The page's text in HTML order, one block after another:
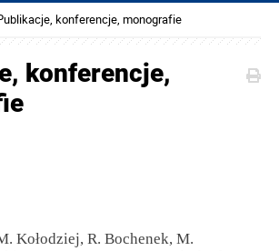
konferencje, monografie
konferencje,
Kołodziej, R. Bochenek, M.